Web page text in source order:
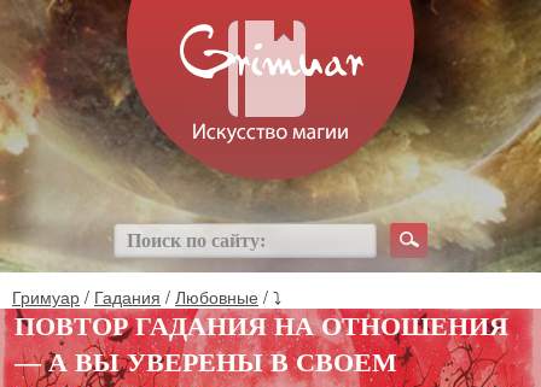
Гримуар / Гадания / Любовные / ⤵
ПОВТОР ГАДАНИЯ НА ОТНОШЕНИЯ
— А ВЫ УВЕРЕНЫ В СВОЕМ